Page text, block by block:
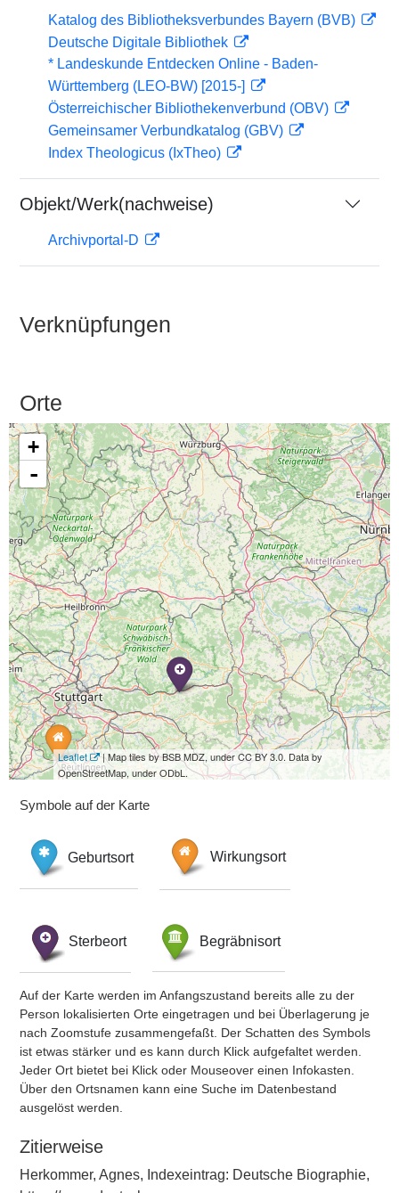
Katalog des Bibliotheksverbundes Bayern (BVB)
Deutsche Digitale Bibliothek
* Landeskunde Entdecken Online - Baden-
Württemberg (LEO-BW) [2015-]
Österreichischer Bibliothekenverbund (OBV)
Gemeinsamer Verbundkatalog (GBV)
Index Theologicus (IxTheo)
Objekt/Werk(nachweise)
Archivportal-D
Verknüpfungen
Orte
+
-
Leaflet
| Map tiles by BSB MDZ, under CC BY 3.0. Data by
OpenStreetMap, under ODbL.
Symbole auf der Karte
Geburtsort Wirkungsort
Sterbeort Begräbnisort
Auf der Karte werden im Anfangszustand bereits alle zu der
Person lokalisierten Orte eingetragen und bei Überlagerung je
nach Zoomstufe zusammengefaßt. Der Schatten des Symbols
ist etwas stärker und es kann durch Klick aufgefaltet werden.
Jeder Ort bietet bei Klick oder Mouseover einen Infokasten.
Über den Ortsnamen kann eine Suche im Datenbestand
ausgelöst werden.
Zitierweise
Herkommer, Agnes, Indexeintrag: Deutsche Biographie,